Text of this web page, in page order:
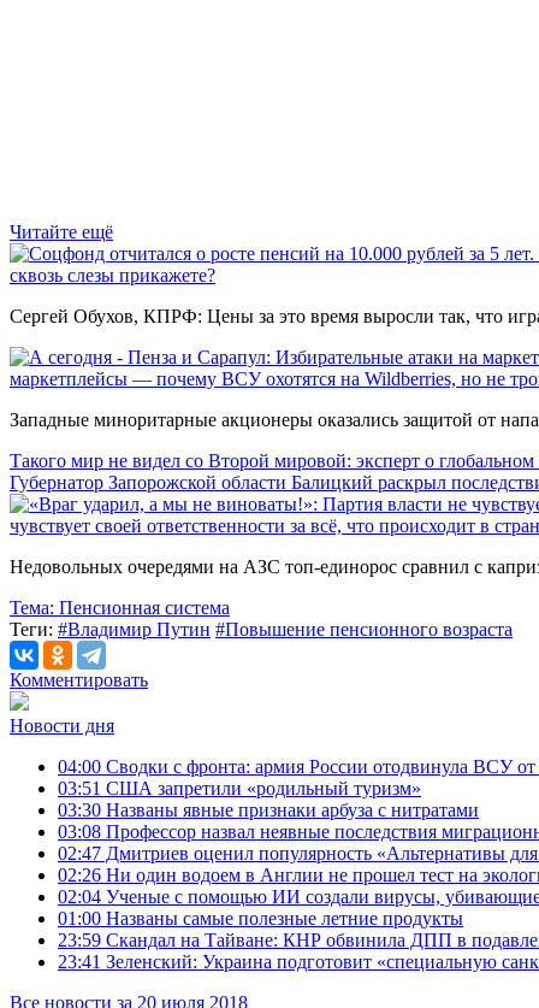
Читайте ещё
сквозь слезы прикажете?
Сергей Обухов, КПРФ: Цены за это время выросли так, что
маркетплейсы — почему ВСУ охотятся на Wildberries, но не
Западные миноритарные акционеры оказались защитой от
Такого мир не видел со Второй мировой: эксперт о глобальном
Губернатор Запорожской области Балицкий раскрыл
чувствует своей ответственности за всё, что происходит в
Недовольных очередями на АЗС топ-единорос сравнил с
Тема: Пенсионная система
Теги: #Владимир Путин #Повышение пенсионного возраста
Комментировать
Новости дня
04:00 Сводки с фронта: армия России отодвинула ВСУ
03:51 США запретили «родильный туризм»
03:30 Названы явные признаки арбуза с нитратами
03:08 Профессор назвал неявные последствия
02:47 Дмитриев оценил популярность «Альтернативы
02:26 Ни один водоем в Англии не прошел тест на
02:04 Ученые с помощью ИИ создали вирусы,
01:00 Названы самые полезные летние продукты
23:59 Скандал на Тайване: КНР обвинила ДПП в
23:41 Зеленский: Украина подготовит «специальную
Все новости за 20 июля 2018